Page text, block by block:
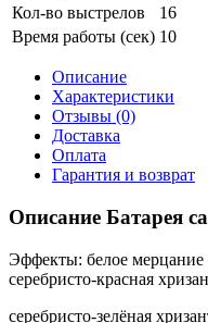
Кол-во выстрелов
16
Время работы (сек) 10
Описание
Характеристики
Отзывы (0)
Доставка
Оплата
Гарантия и возврат
Описание Батарея
Эффекты: белое мерцание
серебристо-красная
серебристо-зелёная